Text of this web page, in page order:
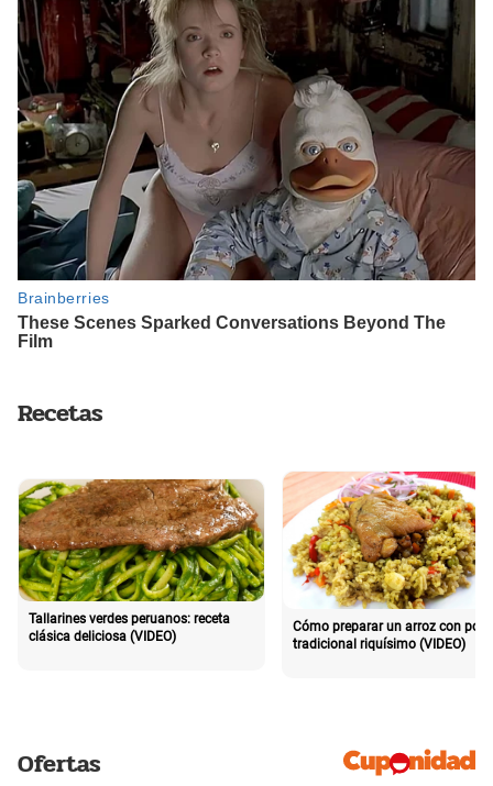
Recetas
Tallarines verdes peruanos: receta
clásica deliciosa (VIDEO)
Cómo preparar un arroz con pollo
tradicional riquísimo (VIDEO)
Ofertas